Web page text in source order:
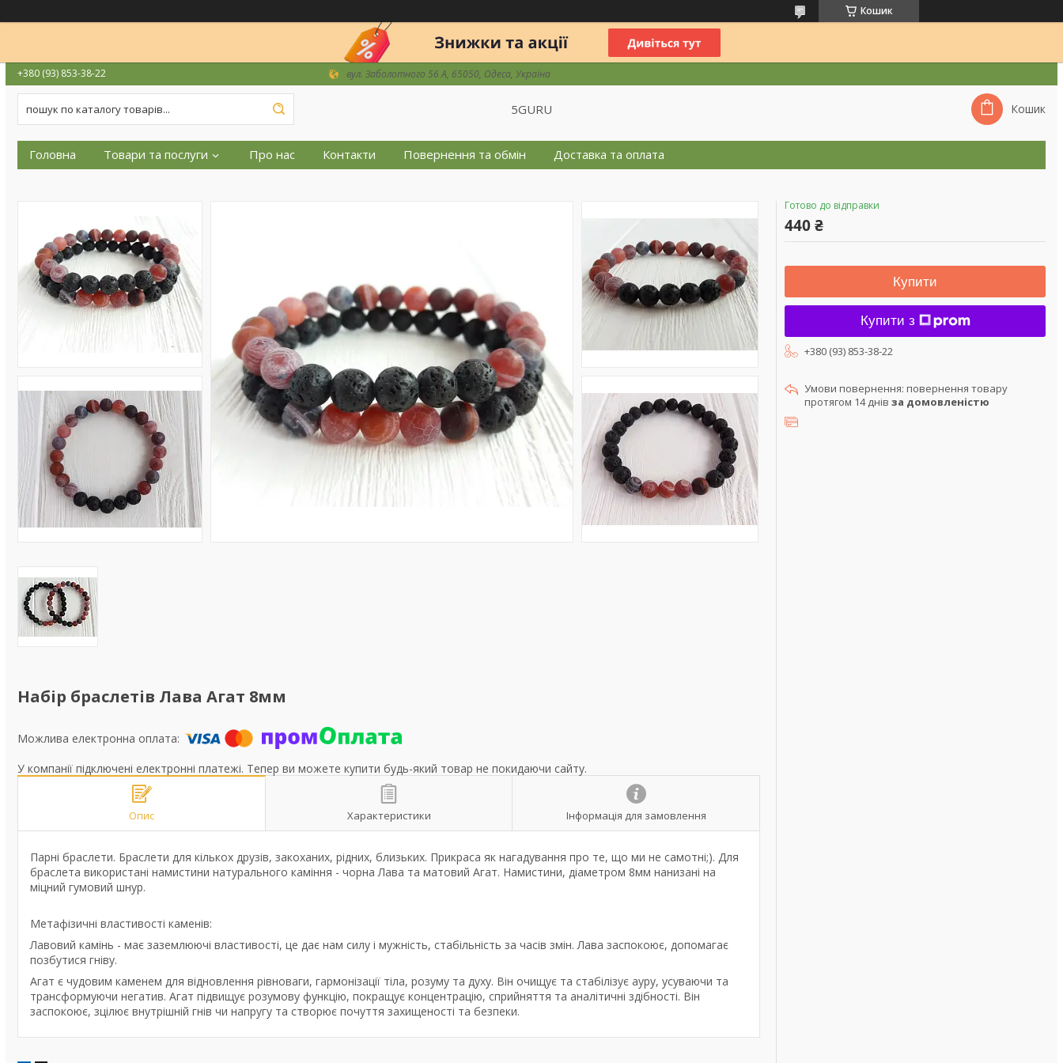
Кошик
+380 (93) 853-38-22 вул. Заболотного 56 А, 65050, Одеса, Україна
5GURU Кошик
Головна Товари та послуги Про нас Контакти Повернення та обмін Доставка та оплата
Набір браслетів Лава Агат 8мм
У компанії підключені електронні платежі. Тепер ви можете купити будь-який товар не покидаючи сайту.
Опис Характеристики Інформація для замовлення
Парні браслети. Браслети для кількох друзів, закоханих, рідних, близьких. Прикраса як нагадування про те, що ми не самотні;). Для
браслета використані намистини натурального каміння - чорна Лава та матовий Агат. Намистини, діаметром 8мм нанизані на
міцний гумовий шнур.
Метафізичні властивості каменів:
Лавовий камінь - має заземлюючі властивості, це дає нам силу і мужність, стабільність за часів змін. Лава заспокоює, допомагає
позбутися гніву.
Агат є чудовим каменем для відновлення рівноваги, гармонізації тіла, розуму та духу. Він очищує та стабілізує ауру, усуваючи та
трансформуючи негатив. Агат підвищує розумову функцію, покращує концентрацію, сприйняття та аналітичні здібності. Він
заспокоює, зцілює внутрішній гнів чи напругу та створює почуття захищеності та безпеки.
Готово до відправки
440 ₴
Купити
Купити з
+380 (93) 853-38-22
повернення товару
протягом 14 днів за домовленістю